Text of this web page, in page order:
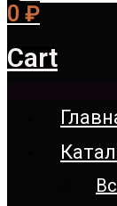
0 ₽
Cart